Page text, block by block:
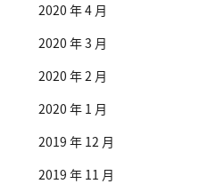
2020 年 4 月
2020 年 3 月
2020 年 2 月
2020 年 1 月
2019 年 12 月
2019 年 11 月